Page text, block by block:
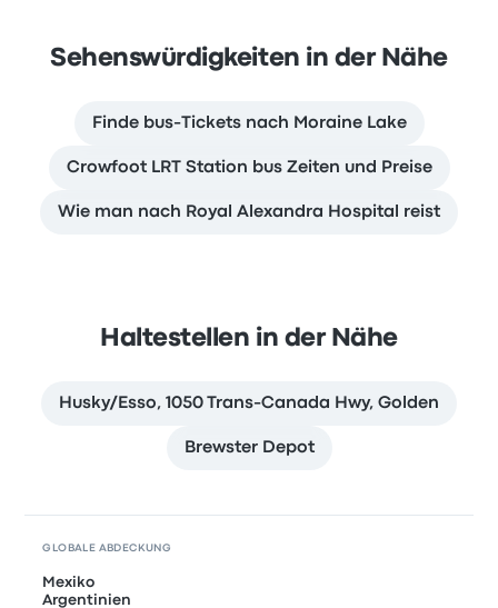
Sehenswürdigkeiten in der Nähe
Finde bus-Tickets nach Moraine Lake
Crowfoot LRT Station bus Zeiten und Preise
Wie man nach Royal Alexandra Hospital reist
Haltestellen in der Nähe
Husky/Esso, 1050 Trans-Canada Hwy, Golden
Brewster Depot
GLOBALE ABDECKUNG
Mexiko
Argentinien